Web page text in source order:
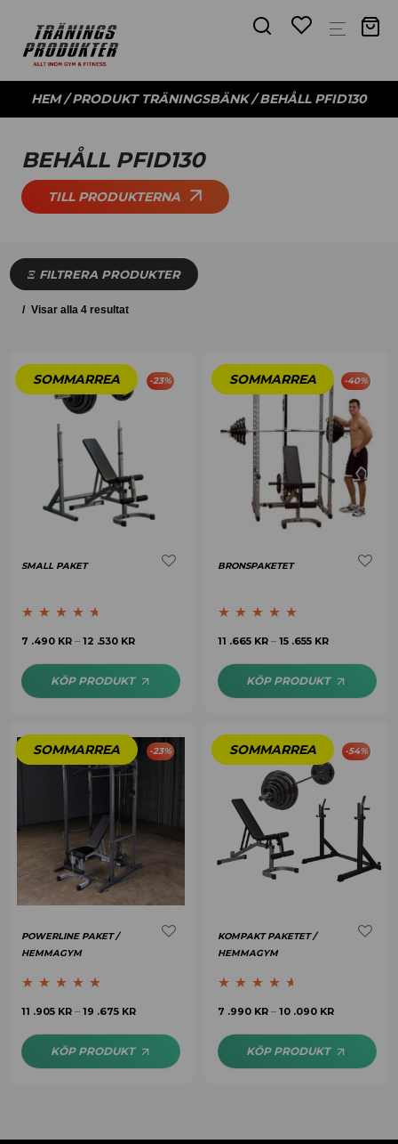
HEM/ PRODUKT TRÄNINGSBÄNK / BEHÅLL PFID130
BEHÅLL PFID130
TILL PRODUKTERNA
FILTRERA PRODUKTER
Visar alla 4 resultat
-23%
SMALL PAKET
Betygsatt
7 .490 KR –12 .530 KR
KÖP PRODUKT
-40%
BRONSPAKETET
Betygsatt 4.75
11 .665 KR – 15 .655 KR
KÖP PRODUKT
-23%
POWERLINE PAKET /
HEMMAGYM
Betygsatt 5.00
11 .905 KR –19 .675 KR
KÖP PRODUKT
-54%
KOMPAKT PAKETET /
HEMMAGYM
Betygsatt
7 .990 KR – 10 .090 KR
KÖP PRODUKT